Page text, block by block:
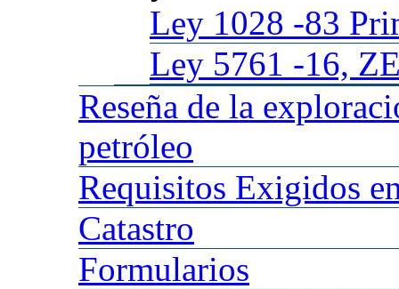
Ley 1028 -83
Ley 5761 -16,
Reseña de la
petróleo
Requisitos Exigidos
Catastro
Formularios